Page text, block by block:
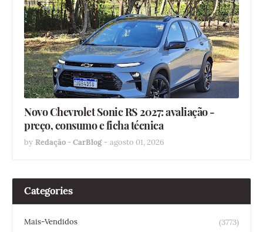
Novo Chevrolet Sonic RS 2027: avaliação -
preço, consumo e ficha técnica
by Redação - CarBlog - agosto 01, 2026
Categories
Mais-Vendidos
(3773)